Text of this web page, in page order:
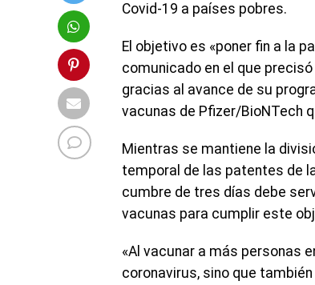
Covid-19 a países pobres.
El objetivo es «poner fin a la
comunicado en el que
gracias al avance de su
vacunas de Pfizer/BioNTech
Mientras se mantiene la
temporal de las patentes de
cumbre de tres días debe
vacunas para cumplir este
«Al vacunar a más personas
coronavirus, sino que